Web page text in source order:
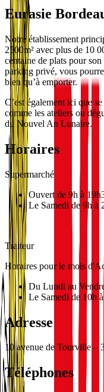
Eurasie
Notre établissement
2500m² avec plus de 10
centaine de plats pour
parking privé, vous
bien qu’à emporter.
C’est également ici que
comme les ateliers ou
du Nouvel An Lunaire.
Horaires
Supermarché
Ouvert de 9h à
Le Samedi de 9h à
Traiteur
Horaires pour le mois
Du Lundi au
Le Samedi de 10h
Adresse
10 avenue de Tourville –
Téléphones